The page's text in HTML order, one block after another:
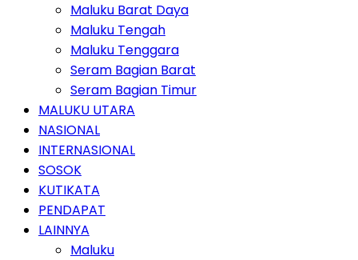
Maluku Barat Daya
Maluku Tengah
Maluku Tenggara
Seram Bagian Barat
Seram Bagian Timur
MALUKU UTARA
NASIONAL
INTERNASIONAL
SOSOK
KUTIKATA
PENDAPAT
LAINNYA
Maluku